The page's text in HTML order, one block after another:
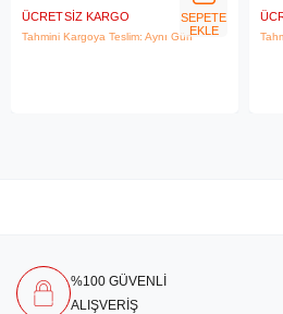
ÜCRETSIZ KARGO
Tahmini Kargoya Teslim: Aynı Gün
SEPETE
EKLE
%100 GÜVENLİ
ALIŞVERİŞ